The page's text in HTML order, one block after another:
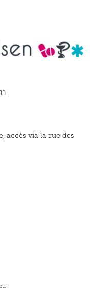
accès via la rue des
]